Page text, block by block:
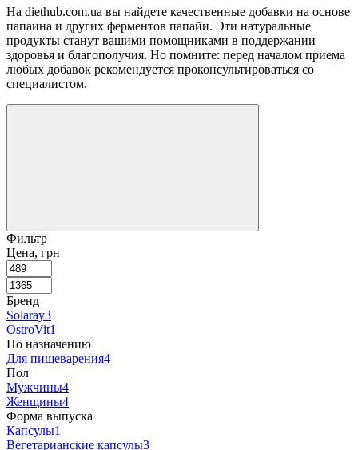
На diethub.com.ua вы найдете качественные добавки на основе
папаина и других ферментов папайи. Эти натуральные
продукты станут вашими помощниками в поддержании
здоровья и благополучия. Но помните: перед началом приема
любых добавок рекомендуется проконсультироваться со
специалистом.
Фильтр
Цена, грн
Бренд
Solaray3
OstroVit1
По назначению
Для пищеварения4
Пол
Мужчины4
Женщины4
Форма выпуска
Капсулы1
Вегетарианские капсулы3